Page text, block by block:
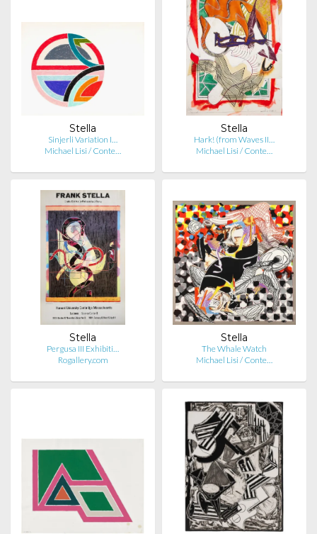
Stella
Sinjerli Variation I…
Michael Lisi / Conte…
Stella
Hark! (from Waves II…
Michael Lisi / Conte…
Stella
Pergusa III Exhibiti…
Rogallery.com
Stella
The Whale Watch
Michael Lisi / Conte…